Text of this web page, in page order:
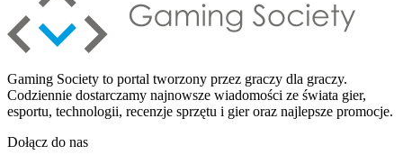
Gaming Society to portal tworzony przez graczy dla graczy.
Codziennie dostarczamy najnowsze wiadomości ze świata gier,
esportu, technologii, recenzje sprzętu i gier oraz najlepsze promocje.
Dołącz do nas